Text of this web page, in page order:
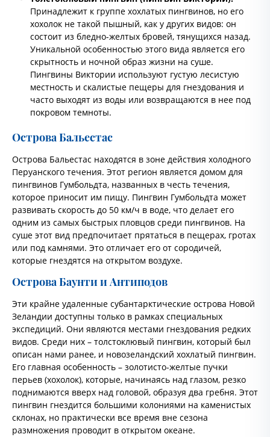
Принадлежит к группе хохлатых пингвинов, но его
хохолок не такой пышный, как у других видов: он
состоит из бледно-желтых бровей, тянущихся назад.
Уникальной особенностью этого вида является его
скрытность и ночной образ жизни на суше.
Пингвины Виктории используют густую лесистую
местность и скалистые пещеры для гнездования и
часто выходят из воды или возвращаются в нее под
покровом темноты.
Острова Бальестас
Острова Бальестас находятся в зоне действия холодного
Перуанского течения. Этот регион является домом для
пингвинов Гумбольдта, названных в честь течения,
которое приносит им пищу. Пингвин Гумбольдта может
развивать скорость до 50 км/ч в воде, что делает его
одним из самых быстрых пловцов среди пингвинов. На
суше этот вид предпочитает прятаться в пещерах, гротах
или под камнями. Это отличает его от сородичей,
которые гнездятся на открытом воздухе.
Острова Баунти и Антиподов
Эти крайне удаленные субантарктические острова Новой
Зеландии доступны только в рамках специальных
экспедиций. Они являются местами гнездования редких
видов. Среди них – толстоклювый пингвин, который был
описан нами ранее, и новозеландский хохлатый пингвин.
Его главная особенность – золотисто-желтые пучки
перьев (хохолок), которые, начинаясь над глазом, резко
поднимаются вверх над головой, образуя два гребня. Этот
пингвин гнездится большими колониями на каменистых
склонах, но практически все время вне сезона
размножения проводит в открытом океане.